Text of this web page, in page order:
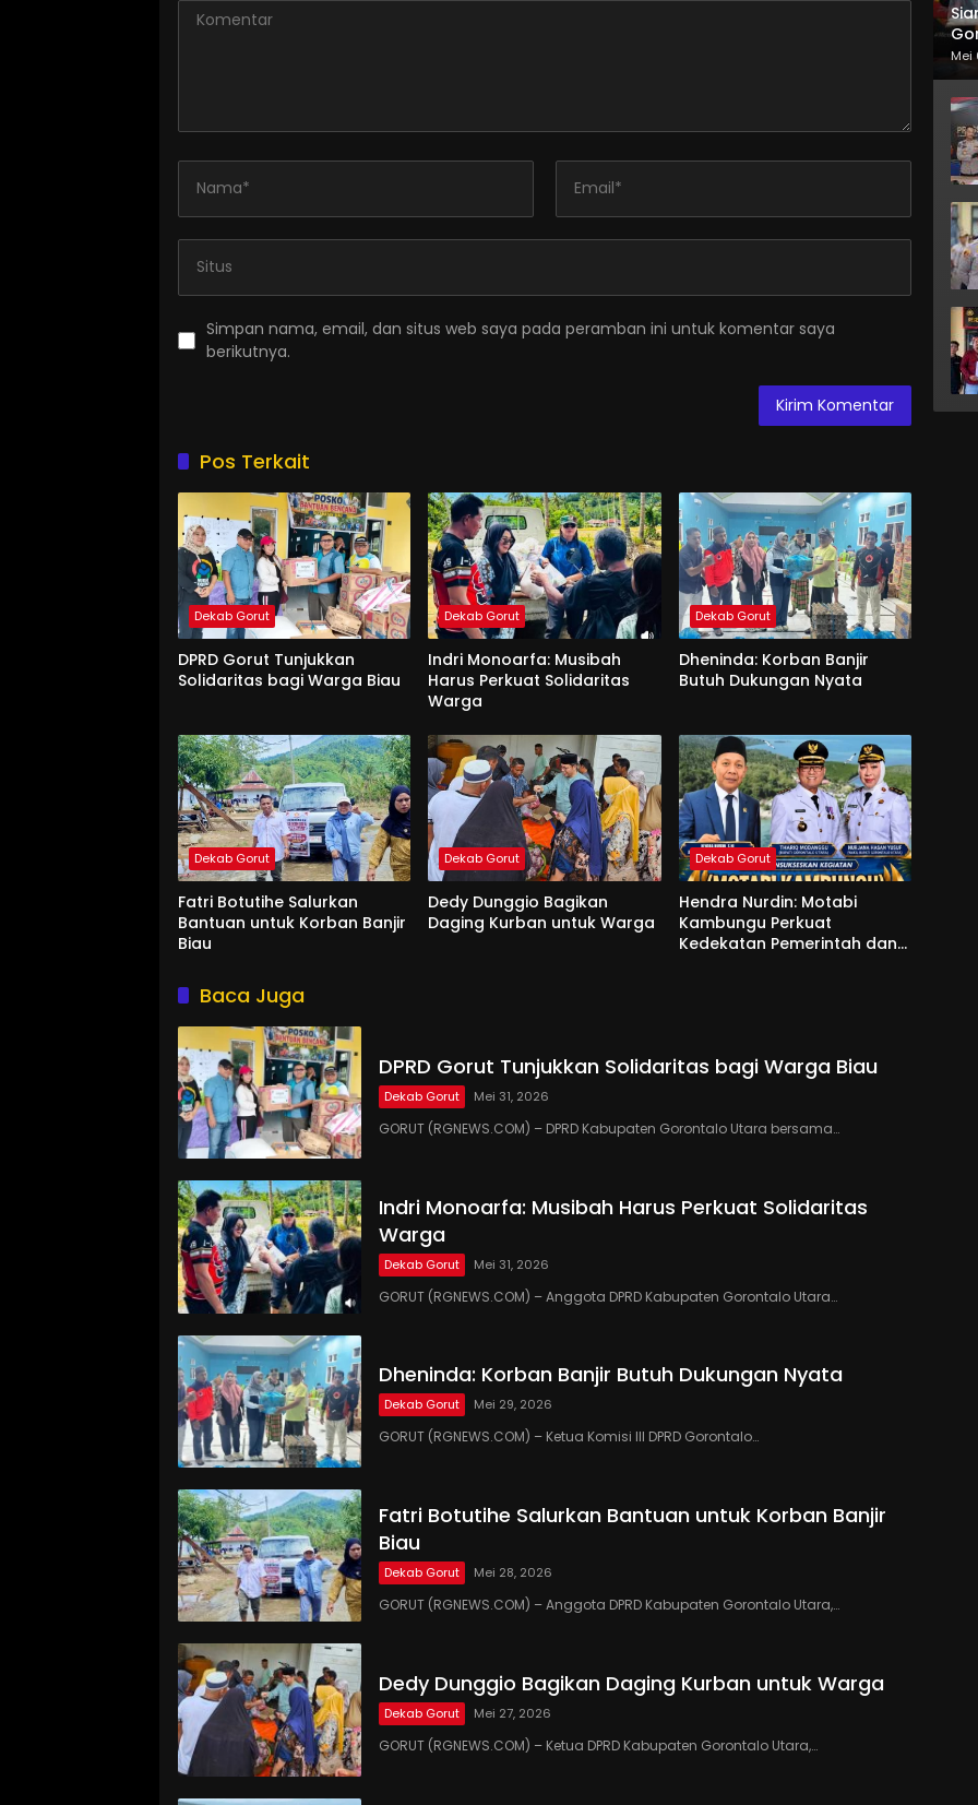
Simpan nama, email, dan situs web saya pada peramban ini untuk komentar saya
berikutnya.
Pos Terkait
Dekab Gorut
DPRD Gorut Tunjukkan
Solidaritas bagi Warga Biau
Dekab Gorut
Indri Monoarfa: Musibah
Harus Perkuat Solidaritas
Warga
Dekab Gorut
Dheninda: Korban Banjir
Butuh Dukungan Nyata
Dekab Gorut
Fatri Botutihe Salurkan
Bantuan untuk Korban Banjir
Biau
Dekab Gorut
Dedy Dunggio Bagikan
Daging Kurban untuk Warga
Dekab Gorut
Hendra Nurdin: Motabi
Kambungu Perkuat
Kedekatan Pemerintah dan
Baca Juga
DPRD Gorut Tunjukkan Solidaritas bagi Warga Biau
Dekab Gorut Mei 31, 2026
GORUT (RGNEWS.COM) – DPRD Kabupaten Gorontalo Utara bersama…
Indri Monoarfa: Musibah Harus Perkuat Solidaritas
Warga
Dekab Gorut Mei 31, 2026
GORUT (RGNEWS.COM) – Anggota DPRD Kabupaten Gorontalo Utara…
Dheninda: Korban Banjir Butuh Dukungan Nyata
Dekab Gorut Mei 29, 2026
GORUT (RGNEWS.COM) – Ketua Komisi III DPRD Gorontalo…
Fatri Botutihe Salurkan Bantuan untuk Korban Banjir
Biau
Dekab Gorut Mei 28, 2026
GORUT (RGNEWS.COM) – Anggota DPRD Kabupaten Gorontalo Utara,…
Dedy Dunggio Bagikan Daging Kurban untuk Warga
Dekab Gorut Mei 27, 2026
GORUT (RGNEWS.COM) – Ketua DPRD Kabupaten Gorontalo Utara,…
Mei